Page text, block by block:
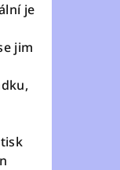
je
jim